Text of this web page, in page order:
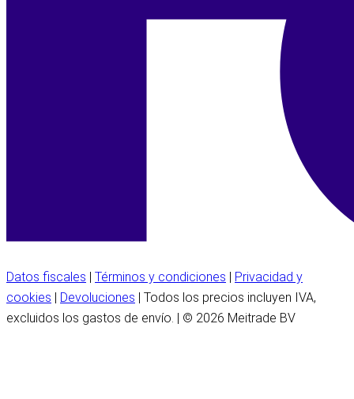
Datos fiscales Términos y condiciones
Privacidad y
cookies
Devoluciones | Todos los precios incluyen IVA,
excluidos los gastos de envío. | © 2026 Meitrade BV